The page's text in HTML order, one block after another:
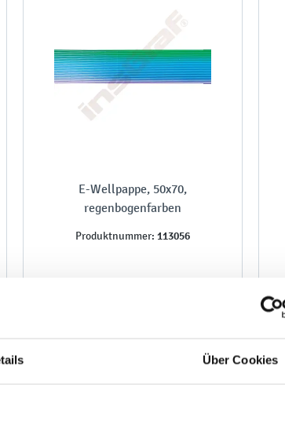
Über Cookies
E-Wellpappe, 50x70,
regenbogenfarben
Produktnummer: 113056
3,00 €